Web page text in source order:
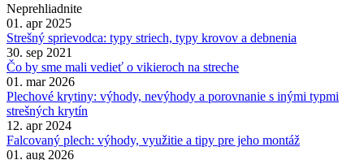
Neprehliadnite
01. apr 2025
Strešný sprievodca: typy striech, typy krovov a debnenia
30. sep 2021
Čo by sme mali vedieť o vikieroch na streche
01. mar 2026
Plechové krytiny: výhody, nevýhody a porovnanie s inými typmi
strešných krytín
12. apr 2024
Falcovaný plech: výhody, využitie a tipy pre jeho montáž
01. aug 2026